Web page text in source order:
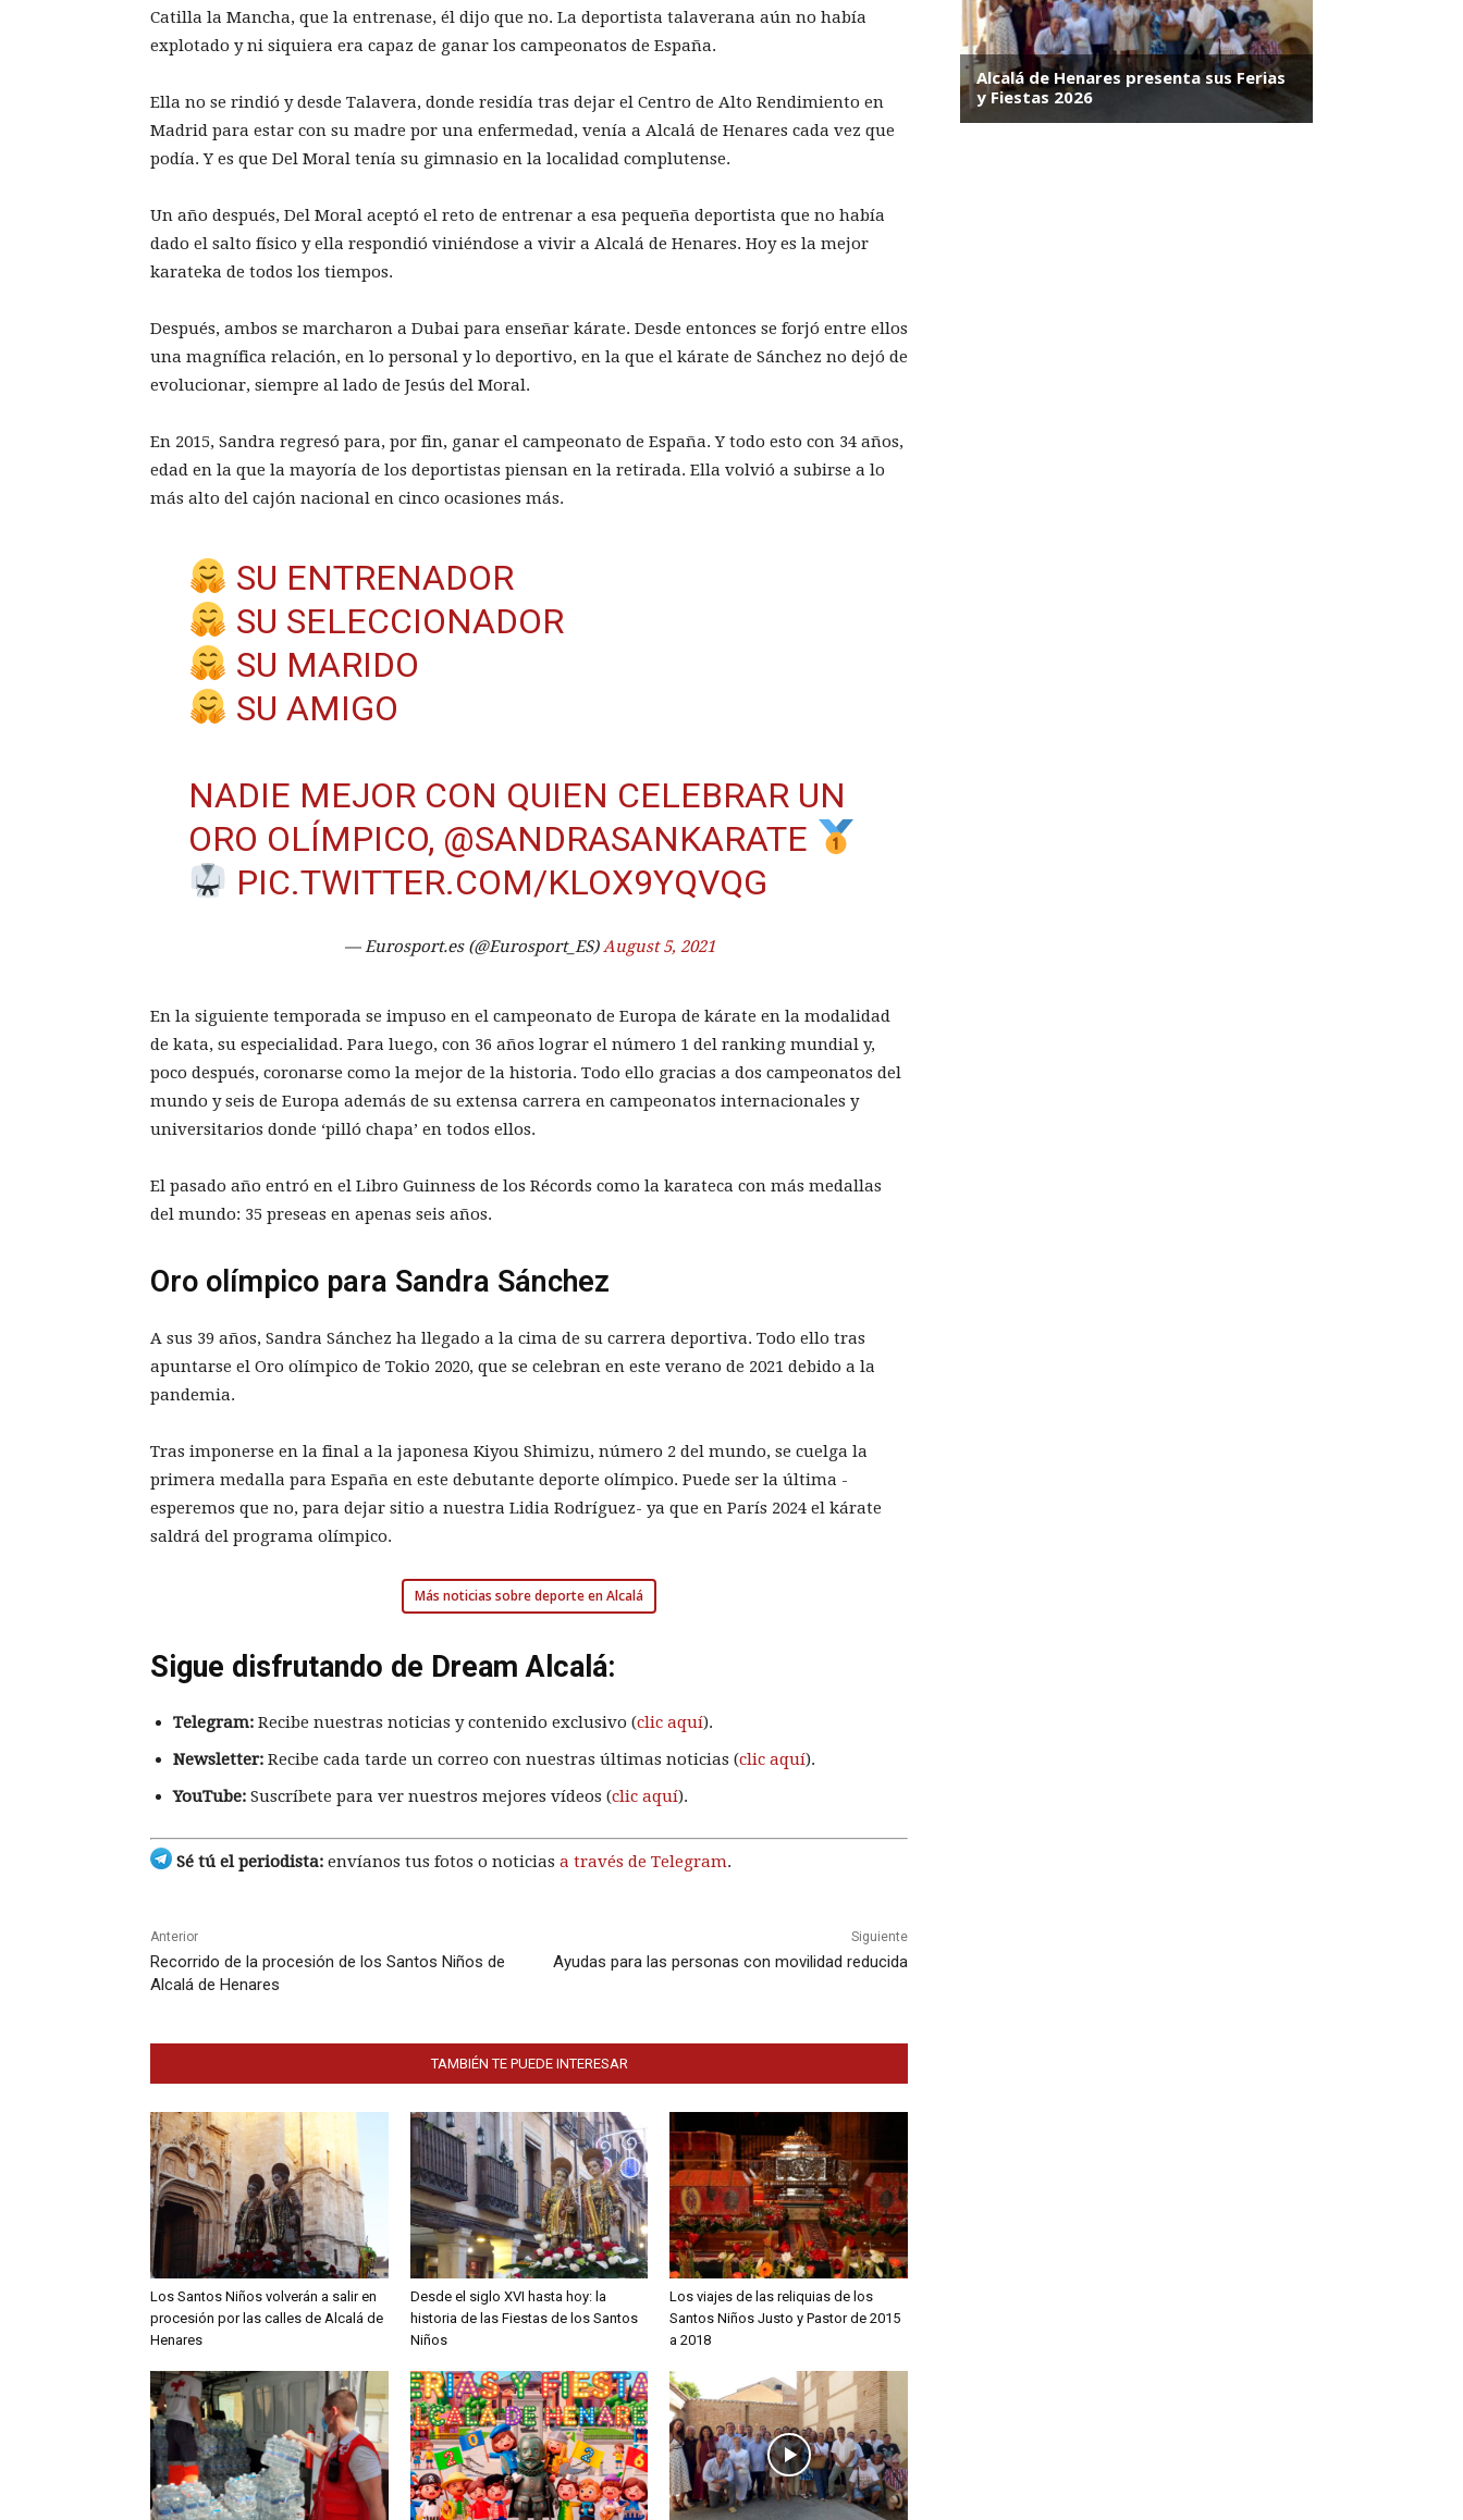
Catilla la Mancha, que la entrenase, él dijo que no. La deportista talaverana aún no había
explotado y ni siquiera era capaz de ganar los campeonatos de España.
Ella no se rindió y desde Talavera, donde residía tras dejar el Centro de Alto Rendimiento en
Madrid para estar con su madre por una enfermedad, venía a Alcalá de Henares cada vez que
podía. Y es que Del Moral tenía su gimnasio en la localidad complutense.
Un año después, Del Moral aceptó el reto de entrenar a esa pequeña deportista que no había
dado el salto físico y ella respondió viniéndose a vivir a Alcalá de Henares. Hoy es la mejor
karateka de todos los tiempos.
Después, ambos se marcharon a Dubai para enseñar kárate. Desde entonces se forjó entre ellos
una magnífica relación, en lo personal y lo deportivo, en la que el kárate de Sánchez no dejó de
evolucionar, siempre al lado de Jesús del Moral.
En 2015, Sandra regresó para, por fin, ganar el campeonato de España. Y todo esto con 34 años,
edad en la que la mayoría de los deportistas piensan en la retirada. Ella volvió a subirse a lo
más alto del cajón nacional en cinco ocasiones más.
SU ENTRENADOR
SU SELECCIONADOR
SU MARIDO
SU AMIGO
NADIE MEJOR CON QUIEN CELEBRAR UN
ORO OLÍMPICO, @SANDRASANKARATE
PIC.TWITTER.COM/KLOX9YQVQG
— Eurosport.es (@Eurosport_ES) August 5, 2021
En la siguiente temporada se impuso en el campeonato de Europa de kárate en la modalidad
de kata, su especialidad. Para luego, con 36 años lograr el número 1 del ranking mundial y,
poco después, coronarse como la mejor de la historia. Todo ello gracias a dos campeonatos del
mundo y seis de Europa además de su extensa carrera en campeonatos internacionales y
universitarios donde ‘pilló chapa’ en todos ellos.
El pasado año entró en el Libro Guinness de los Récords como la karateca con más medallas
del mundo: 35 preseas en apenas seis años.
Oro olímpico para Sandra Sánchez
A sus 39 años, Sandra Sánchez ha llegado a la cima de su carrera deportiva. Todo ello tras
apuntarse el Oro olímpico de Tokio 2020, que se celebran en este verano de 2021 debido a la
pandemia.
Tras imponerse en la final a la japonesa Kiyou Shimizu, número 2 del mundo, se cuelga la
primera medalla para España en este debutante deporte olímpico. Puede ser la última -
esperemos que no, para dejar sitio a nuestra Lidia Rodríguez- ya que en París 2024 el kárate
saldrá del programa olímpico.
Más noticias sobre deporte en Alcalá
Sigue disfrutando de Dream Alcalá:
Telegram: Recibe nuestras noticias y contenido exclusivo (clic aquí).
Newsletter: Recibe cada tarde un correo con nuestras últimas noticias (clic aquí).
YouTube: Suscríbete para ver nuestros mejores vídeos (clic aquí).
Sé tú el periodista: envíanos tus fotos o noticias a través de Telegram.
Anterior
Recorrido de la procesión de los Santos Niños de
Alcalá de Henares
Siguiente
Ayudas para las personas con movilidad reducida
TAMBIÉN TE PUEDE INTERESAR
Los Santos Niños volverán a salir en
procesión por las calles de Alcalá de
Henares
Desde el siglo XVI hasta hoy: la
historia de las Fiestas de los Santos
Niños
Los viajes de las reliquias de los
Santos Niños Justo y Pastor de 2015
a 2018